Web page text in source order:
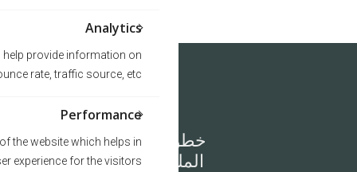
Analytics
provide information on
rate, traffic source, etc.
Performance
the website which helps in
experience for the visitors.
خطوات
الملكية